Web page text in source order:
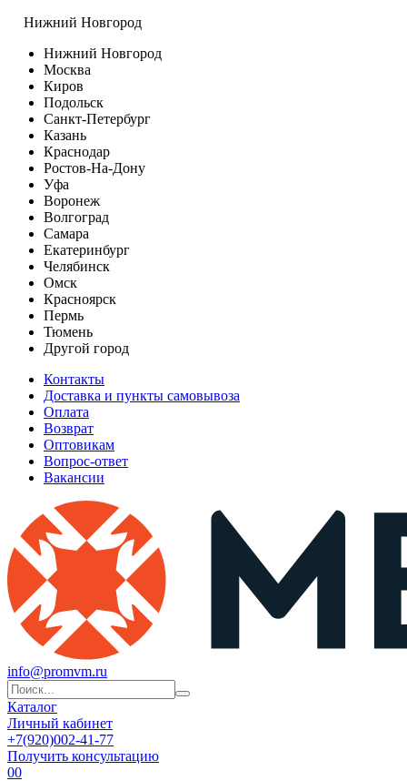
Нижний Новгород
Нижний Новгород
Москва
Киров
Подольск
Санкт-Петербург
Казань
Краснодар
Ростов-На-Дону
Уфа
Воронеж
Волгоград
Самара
Екатеринбург
Челябинск
Омск
Красноярск
Пермь
Тюмень
Другой город
Контакты
Доставка и пункты самовывоза
Оплата
Возврат
Оптовикам
Вопрос-ответ
Вакансии
info@promvm.ru
Каталог
Личный кабинет
+7(920)002-41-77
Получить консультацию
00